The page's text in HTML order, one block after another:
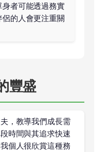
者可能透過務實
的人會更注重關
豐盛
，教導我們成長需
時間與其追求快速
個人很欣賞這種務